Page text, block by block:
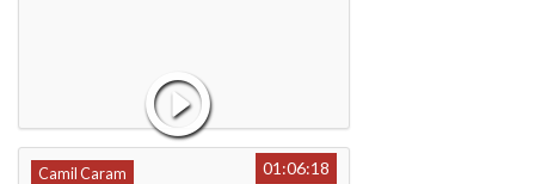
Camil Caram
01:06:18